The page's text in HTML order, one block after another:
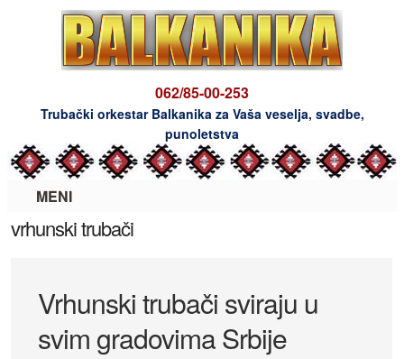
062/85-00-253
Trubački orkestar Balkanika za Vaša veselja, svadbe,
punoletstva
MENI
vrhunski trubači
Vrhunski trubači sviraju u
svim gradovima Srbije